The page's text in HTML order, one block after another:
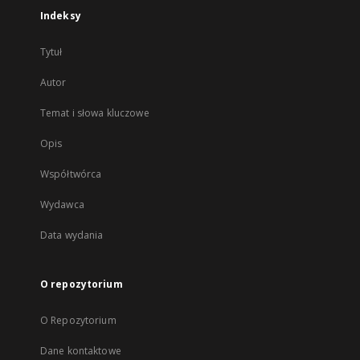
Indeksy
Tytuł
Autor
Temat i słowa kluczowe
Opis
Współtwórca
Wydawca
Data wydania
O repozytorium
O Repozytorium
Dane kontaktowe